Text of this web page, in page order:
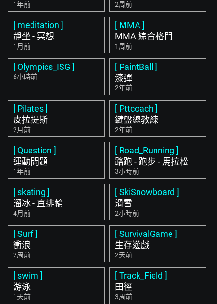
1年前 2周前
[ meditation ]
靜坐 - 冥想
1月前
[ MMA ]
MMA 綜合格鬥
1周前
[ Olympics_ISG ]
6小時前
[ PaintBall ]
漆彈
2年前
[ Pilates ]
皮拉提斯
2月前
[ Pttcoach ]
鍵盤總教練
2年前
[ Question ]
運動問題
1年前
[ Road_Running ]
路跑 - 跑步 - 馬拉松
3小時前
[ skating ]
溜冰 - 直排輪
4月前
[ SkiSnowboard ]
滑雪
2小時前
[ Surf ]
衝浪
2周前
[ SurvivalGame ]
生存遊戲
2天前
[ swim ]
游泳
1天前
[ Track_Field ]
田徑
3周前